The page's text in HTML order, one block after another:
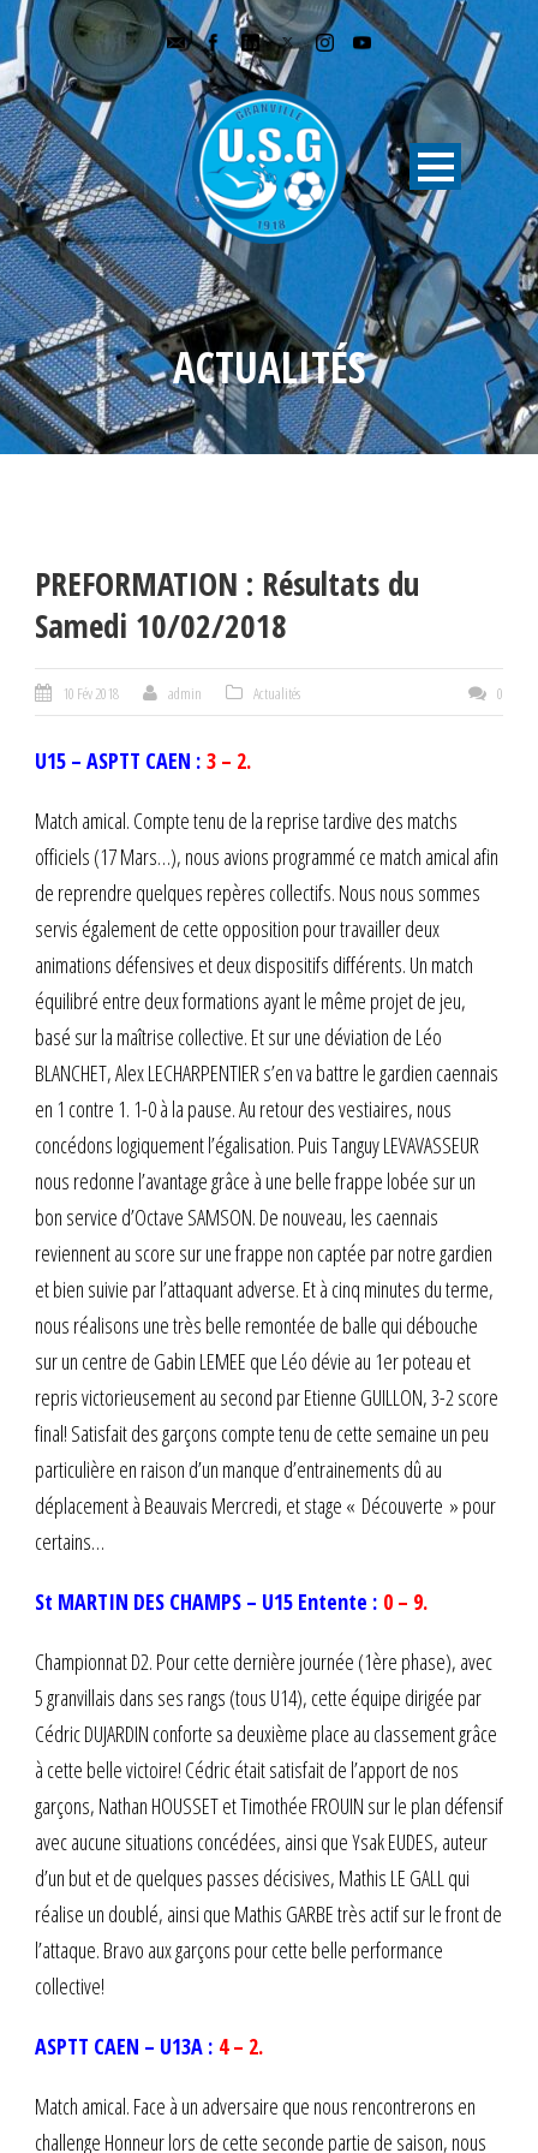
ACTUALITÉS
PREFORMATION : Résultats du
Samedi 10/02/2018
10 Fév 2018 admin Actualités 0
U15 – ASPTT CAEN : 3 – 2.
Match amical. Compte tenu de la reprise tardive des matchs
officiels (17 Mars…), nous avions programmé ce match amical afin
de reprendre quelques repères collectifs. Nous nous sommes
servis également de cette opposition pour travailler deux
animations défensives et deux dispositifs différents. Un match
équilibré entre deux formations ayant le même projet de jeu,
basé sur la maîtrise collective. Et sur une déviation de Léo
BLANCHET, Alex LECHARPENTIER s’en va battre le gardien caennais
en 1 contre 1. 1-0 à la pause. Au retour des vestiaires, nous
concédons logiquement l’égalisation. Puis Tanguy LEVAVASSEUR
nous redonne l’avantage grâce à une belle frappe lobée sur un
bon service d’Octave SAMSON. De nouveau, les caennais
reviennent au score sur une frappe non captée par notre gardien
et bien suivie par l’attaquant adverse. Et à cinq minutes du terme,
nous réalisons une très belle remontée de balle qui débouche
sur un centre de Gabin LEMEE que Léo dévie au 1er poteau et
repris victorieusement au second par Etienne GUILLON, 3-2 score
final! Satisfait des garçons compte tenu de cette semaine un peu
particulière en raison d’un manque d’entrainements dû au
déplacement à Beauvais Mercredi, et stage « Découverte » pour
certains…
St MARTIN DES CHAMPS – U15 Entente : 0 – 9.
Championnat D2. Pour cette dernière journée (1ère phase), avec
5 granvillais dans ses rangs (tous U14), cette équipe dirigée par
Cédric DUJARDIN conforte sa deuxième place au classement grâce
à cette belle victoire! Cédric était satisfait de l’apport de nos
garçons, Nathan HOUSSET et Timothée FROUIN sur le plan défensif
avec aucune situations concédées, ainsi que Ysak EUDES, auteur
d’un but et de quelques passes décisives, Mathis LE GALL qui
réalise un doublé, ainsi que Mathis GARBE très actif sur le front de
l’attaque. Bravo aux garçons pour cette belle performance
collective!
ASPTT CAEN – U13A : 4 – 2.
Match amical. Face à un adversaire que nous rencontrerons en
challenge Honneur lors de cette seconde partie de saison, nous